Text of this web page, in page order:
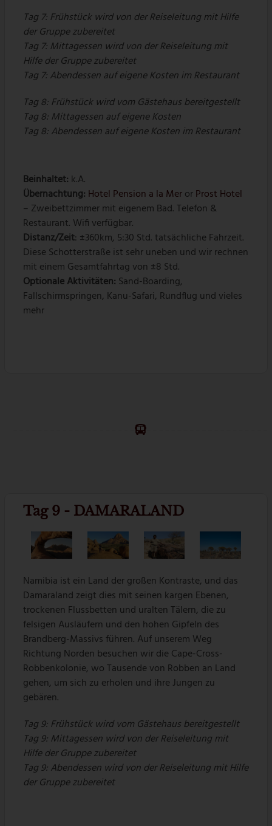
Tag 7: Frühstück wird von der Reiseleitung mit Hilfe
der Gruppe zubereitet
Tag 7: Mittagessen wird von der Reiseleitung mit
Hilfe der Gruppe zubereitet
Tag 7: Abendessen auf eigene Kosten im Restaurant
Tag 8: Frühstück wird vom Gästehaus bereitgestellt
Tag 8: Mittagessen auf eigene Kosten
Tag 8: Abendessen auf eigene Kosten im Restaurant
Beinhaltet: k.A.
Übernachtung: Hotel Pension a la MerorProst Hotel
– Zweibettzimmer mit eigenem Bad. Telefon &
Restaurant. Wifi verfügbar.
Distanz/Zeit: ±360km, 5:30 Std. tatsächliche Fahrzeit.
Diese Schotterstraße ist sehr uneben und wir rechnen
mit einem Gesamtfahrtag von ±8 Std.
Optionale Aktivitäten: Sand-Boarding,
Fallschirmspringen, Kanu-Safari, Rundflug und vieles
mehr
Tag 9 - DAMARALAND
Namibia ist ein Land der großen Kontraste, und das
Damaraland zeigt dies mit seinen kargen Ebenen,
trockenen Flussbetten und uralten Tälern, die zu
felsigen Ausläufern und den hohen Gipfeln des
Brandberg-Massivs führen. Auf unserem Weg
Richtung Norden besuchen wir die Cape-Cross-
Robbenkolonie, wo Tausende von Robben an Land
gehen, um sich zu erholen und ihre Jungen zu
gebären.
Tag 9: Frühstück wird vom Gästehaus bereitgestellt
Tag 9: Mittagessen wird von der Reiseleitung mit
Hilfe der Gruppe zubereitet
Tag 9: Abendessen wird von der Reiseleitung mit Hilfe
der Gruppe zubereitet